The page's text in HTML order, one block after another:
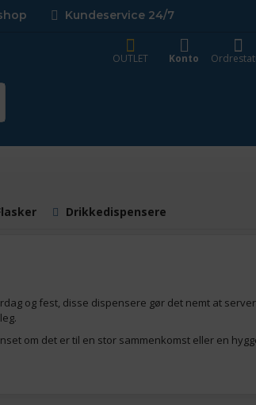
Kundeservice 24/7
OUTLET
Konto
Drikkedispensere
og fest, disse dispensere gør det nemt at
om det er til en stor sammenkomst eller en